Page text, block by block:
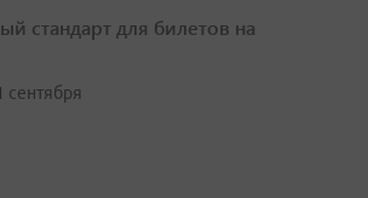
стандарт для билетов на
сентября